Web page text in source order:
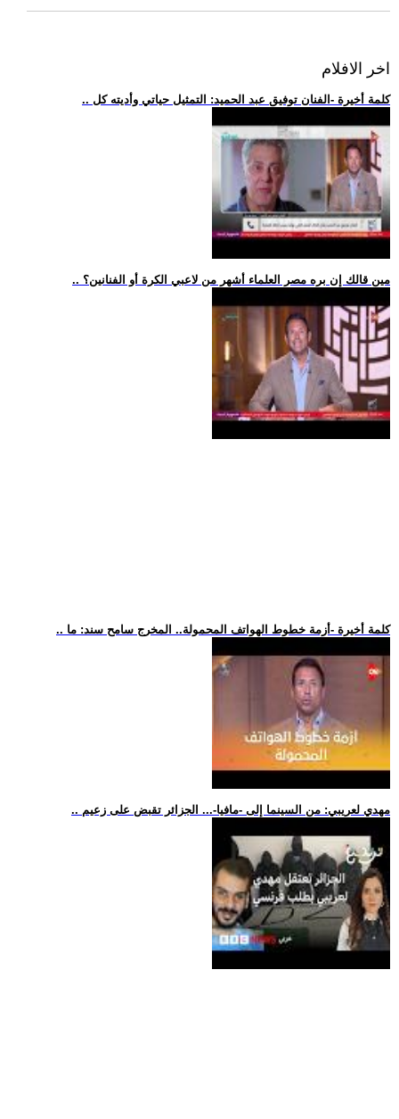
اخر الافلام
.. كلمة أخيرة -الفنان توفيق عبد الحميد: التمثيل حياتي وأديته كل
.. مين قالك إن بره مصر العلماء أشهر من لاعبي الكرة أو الفنانين؟
.. كلمة أخيرة -أزمة خطوط الهواتف المحمولة.. المخرج سامح سند: ما
.. مهدي لعريبي: من السينما إلى -مافيا-... الجزائر تقبض على زعيم